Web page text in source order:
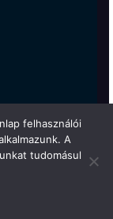
felhasználói
A
tudomásul